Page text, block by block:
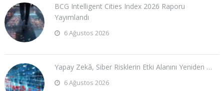
BCG Intelligent Cities Index 2026 Raporu
Yayımlandı
6 Ağustos 2026
Yapay Zekâ, Siber Risklerin Etki Alanını Yeniden …
6 Ağustos 2026